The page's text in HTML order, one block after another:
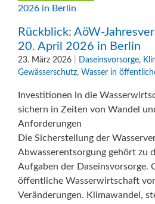
Rückblick: AöW-
20. April 2026 in Berlin
23. März 2026 Daseinsvorsorge,
Gewässerschutz, Wasser in
Investitionen in die
sichern in Zeiten von Wandel
Anforderungen
Die Sicherstellung der
Abwasserentsorgung gehört zu
Aufgaben der Daseinsvorsorge.
öffentliche Wasserwirtschaft
Veränderungen. Klimawandel,